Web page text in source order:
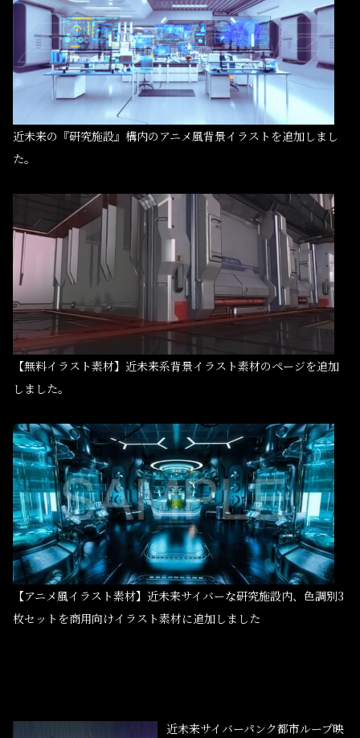
近未来の『研究施設』構内のアニメ風背景イラストを追加しまし
た。
【無料イラスト素材】近未来系背景イラスト素材のページを追加
しました。
【アニメ風イラスト素材】近未来サイバーな研究施設内、色調別3
枚セットを商用向けイラスト素材に追加しました
近未来サイバーパンク都市ループ映